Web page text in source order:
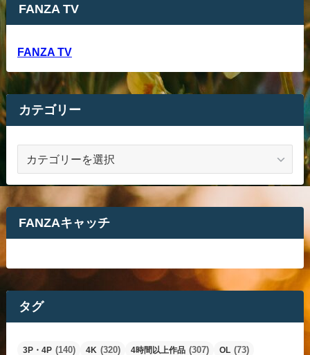
FANZA TV
FANZA TV
カテゴリー
ゴ
リ
ー
FANZAキャッチ
タグ
3P・4P (140) 4K (320) 4時間以上作品 (307) OL (73)